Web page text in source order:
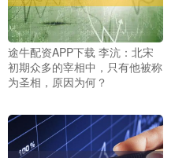
途牛配资APP下载 李沆：北宋
初期众多的宰相中，只有他被称
为圣相，原因为何？